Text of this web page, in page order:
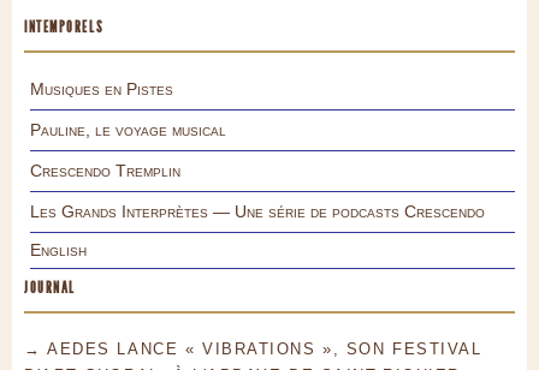
INTEMPORELS
Musiques en Pistes
Pauline, le voyage musical
Crescendo Tremplin
Les Grands Interprètes — Une série de podcasts Crescendo
English
JOURNAL
→ AEDES LANCE « VIBRATIONS », SON FESTIVAL